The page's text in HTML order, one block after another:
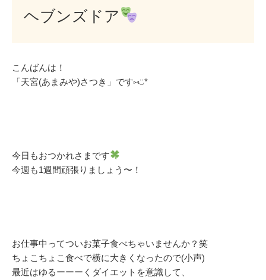
ヘブンズドア
こんばんは！
「天宮(あまみや)さつき」です⑅◡̈*
今日もおつかれさまです
今週も1週間頑張りましょう〜！
お仕事中ってついお菓子食べちゃいませんか？笑
ちょこちょこ食べで横に大きくなったので(小声)
最近はゆるーーーくダイエットを意識して、